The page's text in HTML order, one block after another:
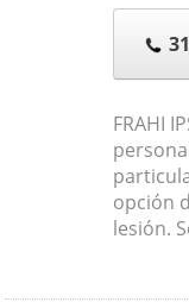
FRAHI
opción
lesión.